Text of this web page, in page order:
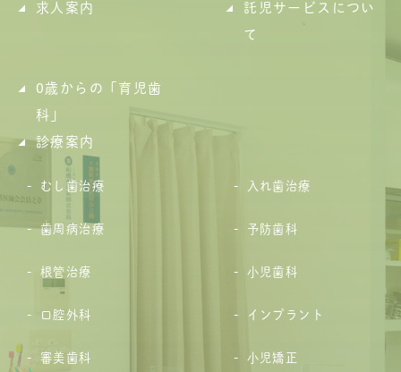
求人案内
託児サービスについ
て
0歳からの「育児歯
科」
診療案内
むし歯治療 入れ歯治療
歯周病治療 予防歯科
根管治療 小児歯科
口腔外科 インプラント
審美歯科 小児矯正